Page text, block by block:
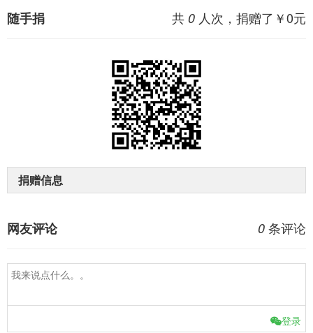
共 0 人次，捐赠了￥0元
随手捐
捐赠信息
0 条评论
网友评论
登录